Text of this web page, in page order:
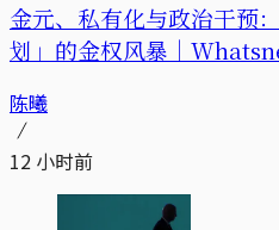
金元、私有化与政治干预
划」的金权风暴｜
陈曦
12 小时前